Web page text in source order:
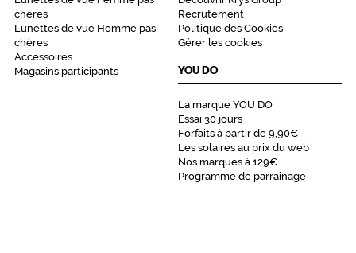
chères
Lunettes de vue Homme pas
chères
Accessoires
Magasins participants
Recrutement
Politique des Cookies
Gérer les cookies
YOU DO
La marque YOU DO
Essai 30 jours
Forfaits à partir de 9,90€
Les solaires au prix du web
Nos marques à 129€
Programme de parrainage